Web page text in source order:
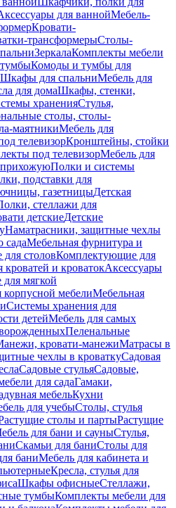
для ваннойМебель-
Кровати-
трансформерыСтолы-
ЗеркалаКомплекты мебели
Комоды и тумбы для
Шкафы для спальниМебель для
для домаШкафы, стенки,
храненияСтулья,
столы, столы-
маятникиМебель для
телевизорКронштейны, стойки
под телевизорМебель для
Полки и системы
подставки для
газетницыДетская
стеллажи для
детскиеДетские
Наматрасники, защитные чехлы
садаМебельная фурнитура и
столовКомплектующие для
и кроватокАксессуары
мягкой
мебелиМебельная
Системы хранения для
детейМебель для самых
Пеленальные
кровати-манежиМатрасы в
чехлы в кроваткуСадовая
Садовые стульяСадовые,
для садаГамаки,
мебельКухни
для учебыСтолы, стулья
столы и партыРастущие
для бани и сауныСтулья,
Скамьи для баниСтолы для
баниМебель для кабинета и
Кресла, стулья для
Шкафы офисныеСтеллажи,
тумбыКомплекты мебели для